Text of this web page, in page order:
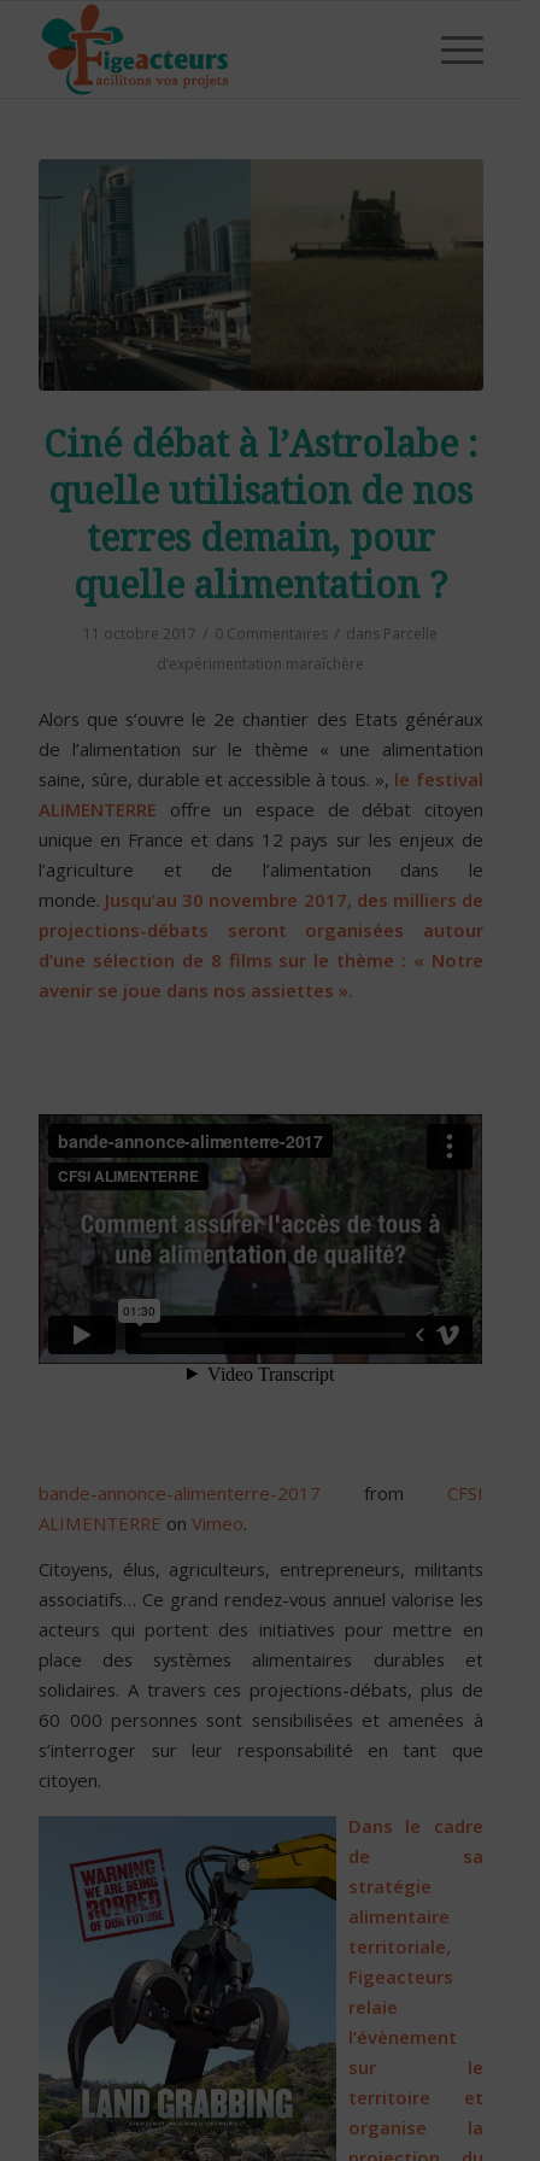
Ciné débat à l’Astrolabe :
quelle utilisation de nos
terres demain, pour
quelle alimentation ?
11 octobre 2017 / 0 Commentaires / dans Parcelle
d’expérimentation maraîchère
Alors que s’ouvre le 2e chantier des Etats généraux
de l’alimentation sur le thème « une alimentation
saine, sûre, durable et accessible à tous. », le festival
ALIMENTERRE offre un espace de débat citoyen
unique en France et dans 12 pays sur les enjeux de
l’agriculture et de l’alimentation dans le
monde. Jusqu’au 30 novembre 2017, des milliers de
projections-débats seront organisées autour
d’une sélection de 8 films sur le thème : « Notre
avenir se joue dans nos assiettes ».
bande-annonce-alimenterre-2017 from CFSI
ALIMENTERRE onVimeo.
Citoyens, élus, agriculteurs, entrepreneurs, militants
associatifs… Ce grand rendez-vous annuel valorise les
acteurs qui portent des initiatives pour mettre en
place des systèmes alimentaires durables et
solidaires. A travers ces projections-débats, plus de
60 000 personnes sont sensibilisées et amenées à
s’interroger sur leur responsabilité en tant que
citoyen.
Dans le cadre
de sa
stratégie
alimentaire
territoriale,
Figeacteurs
relaie
l’évènement
sur le
territoire et
organise la